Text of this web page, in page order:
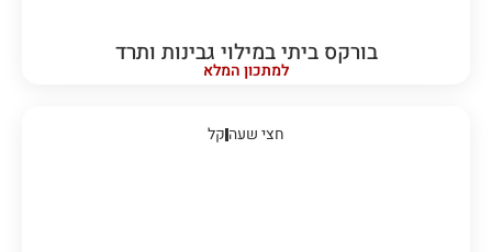
בורקס ביתי במילוי גבינות ותרד
למתכון המלא
חצי שעה קל